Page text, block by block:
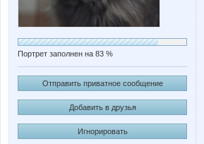
Портрет заполнен на 83 %
Отправить приватное сообщение
Добавить в друзья
Игнорировать